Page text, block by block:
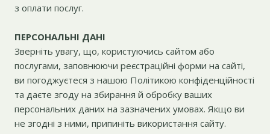
з оплати послуг.
ПЕРСОНАЛЬНІ ДАНІ
Зверніть увагу, що, користуючись сайтом або
послугами, заповнюючи реєстраційні форми на сайті,
ви погоджуєтеся з нашою Політикою конфіденційності
та даєте згоду на збирання й обробку ваших
персональних даних на зазначених умовах. Якщо ви
не згодні з ними, припиніть використання сайту.